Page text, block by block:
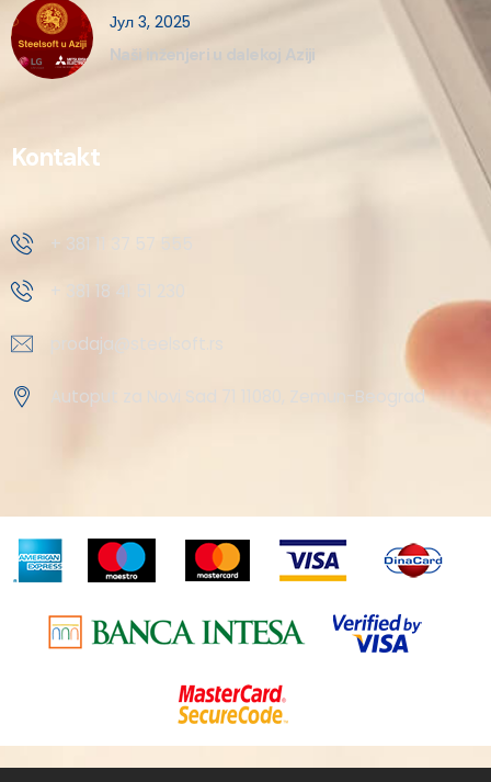
Јул 3, 2025
Naši inženjeri u dalekoj Aziji
Kontakt
+ 381 11 37 57 555
+ 381 18 41 51 230
prodaja@steelsoft.rs
Autoput za Novi Sad 71 11080, Zemun-Beograd